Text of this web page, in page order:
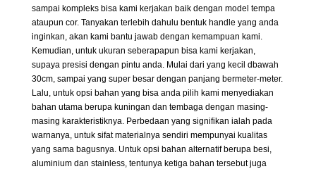
sampai kompleks bisa kami kerjakan baik dengan model tempa
ataupun cor. Tanyakan terlebih dahulu bentuk handle yang anda
inginkan, akan kami bantu jawab dengan kemampuan kami.
Kemudian, untuk ukuran seberapapun bisa kami kerjakan,
supaya presisi dengan pintu anda. Mulai dari yang kecil dbawah
30cm, sampai yang super besar dengan panjang bermeter-meter.
Lalu, untuk opsi bahan yang bisa anda pilih kami menyediakan
bahan utama berupa kuningan dan tembaga dengan masing-
masing karakteristiknya. Perbedaan yang signifikan ialah pada
warnanya, untuk sifat materialnya sendiri mempunyai kualitas
yang sama bagusnya. Untuk opsi bahan alternatif berupa besi,
aluminium dan stainless, tentunya ketiga bahan tersebut juga